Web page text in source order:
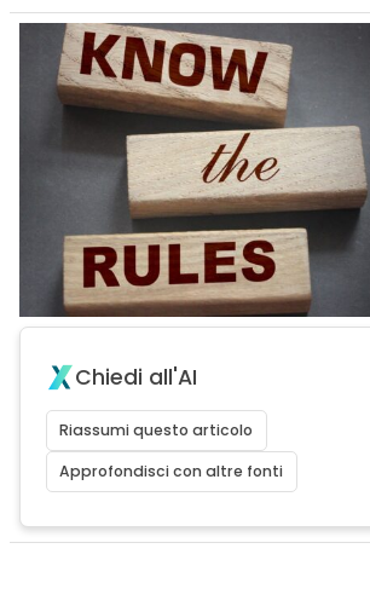
Chiedi all'AI
Riassumi questo articolo
Approfondisci con altre fonti